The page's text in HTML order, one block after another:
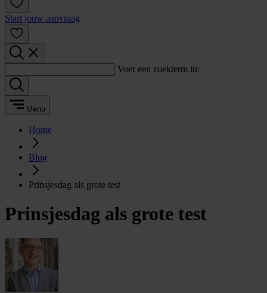
Start jouw aanvraag
Voer een zoekterm in:
Menu
Home
Blog
Prinsjesdag als grote test
Prinsjesdag als grote test